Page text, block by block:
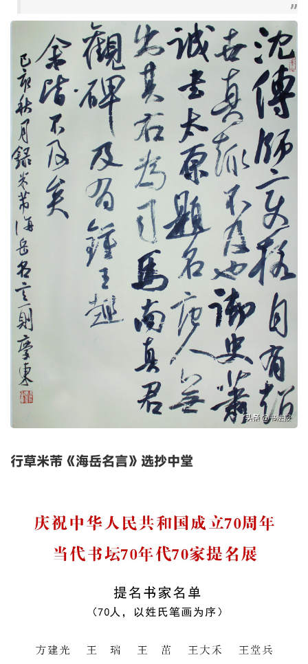
行草米芾《海岳名言》选抄中堂